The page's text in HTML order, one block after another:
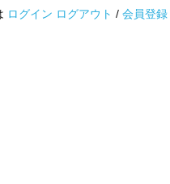
ログイン ログアウト / 会員登録